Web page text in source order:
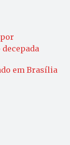
em Brasília